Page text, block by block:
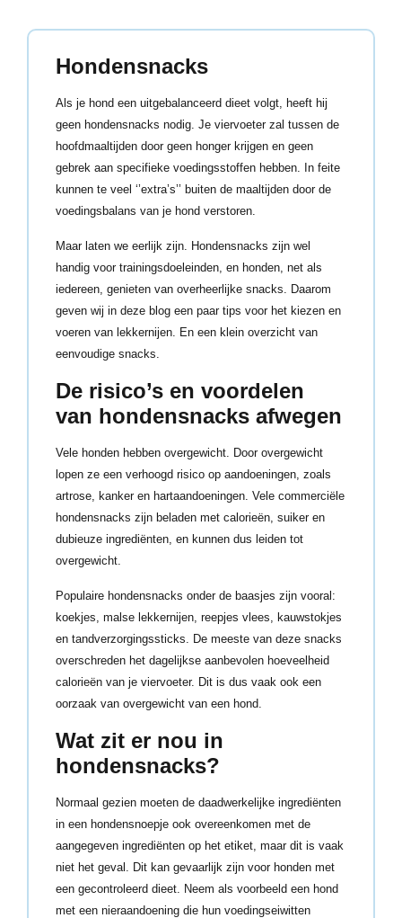
Hondensnacks
Als je hond een uitgebalanceerd dieet volgt, heeft hij
geen hondensnacks nodig. Je viervoeter zal tussen de
hoofdmaaltijden door geen honger krijgen en geen
gebrek aan specifieke voedingsstoffen hebben. In feite
kunnen te veel ‘’extra’s’’ buiten de maaltijden door de
voedingsbalans van je hond verstoren.
Maar laten we eerlijk zijn. Hondensnacks zijn wel
handig voor trainingsdoeleinden, en honden, net als
iedereen, genieten van overheerlijke snacks. Daarom
geven wij in deze blog een paar tips voor het kiezen en
voeren van lekkernijen. En een klein overzicht van
eenvoudige snacks.
De risico’s en voordelen
van hondensnacks afwegen
Vele honden hebben overgewicht. Door overgewicht
lopen ze een verhoogd risico op aandoeningen, zoals
artrose, kanker en hartaandoeningen. Vele commerciële
hondensnacks zijn beladen met calorieën, suiker en
dubieuze ingrediënten, en kunnen dus leiden tot
overgewicht.
Populaire hondensnacks onder de baasjes zijn vooral:
koekjes, malse lekkernijen, reepjes vlees, kauwstokjes
en tandverzorgingssticks. De meeste van deze snacks
overschreden het dagelijkse aanbevolen hoeveelheid
calorieën van je viervoeter. Dit is dus vaak ook een
oorzaak van overgewicht van een hond.
Wat zit er nou in
hondensnacks?
Normaal gezien moeten de daadwerkelijke ingrediënten
in een hondensnoepje ook overeenkomen met de
aangegeven ingrediënten op het etiket, maar dit is vaak
niet het geval. Dit kan gevaarlijk zijn voor honden met
een gecontroleerd dieet. Neem als voorbeeld een hond
met een nieraandoening die hun voedingseiwitten